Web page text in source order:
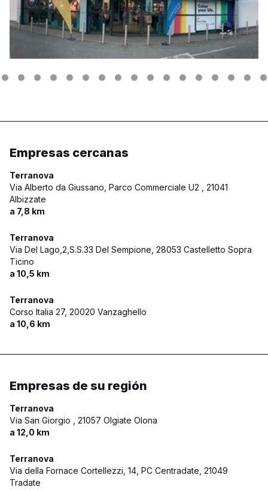
Empresas cercanas
Terranova
Via Alberto da Giussano, Parco Commerciale U2 ,
21041
Albizzate
a 7,8 km
Terranova
Via Del Lago,2,S.S.33 Del Sempione, 28053 Castelletto Sopra
Ticino
a 10,5 km
Terranova
Corso Italia 27, 20020 Vanzaghello
a 10,6 km
Empresas de su región
Terranova
Via San Giorgio ,
21057 Olgiate Olona
a 12,0 km
Terranova
Via della Fornace Cortellezzi, 14, PC Centradate, 21049
Tradate